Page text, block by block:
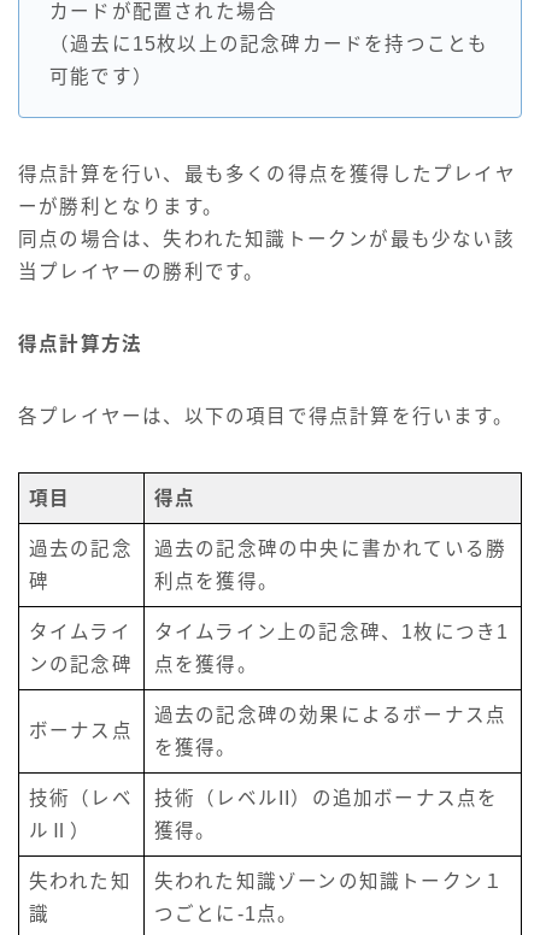
カードが配置された場合
（過去に15枚以上の記念碑カードを持つことも
可能です）
得点計算を行い、最も多くの得点を獲得したプレイヤ
ーが勝利となります。
同点の場合は、失われた知識トークンが最も少ない該
当プレイヤーの勝利です。
得点計算方法
各プレイヤーは、以下の項目で得点計算を行います。
項目 得点
過去の記念
碑
過去の記念碑の中央に書かれている勝
利点を獲得。
タイムライ
ンの記念碑
タイムライン上の記念碑、1枚につき1
点を獲得。
ボーナス点
過去の記念碑の効果によるボーナス点
を獲得。
技術（レベ
ルⅡ）
技術（レベルII）の追加ボーナス点を
獲得。
失われた知
識
失われた知識ゾーンの知識トークン１
つごとに-1点。